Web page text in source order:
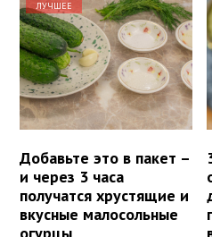
ЛУЧШЕЕ
Добавьте это в пакет –
и через 3 часа
получатся хрустящие и
вкусные малосольные